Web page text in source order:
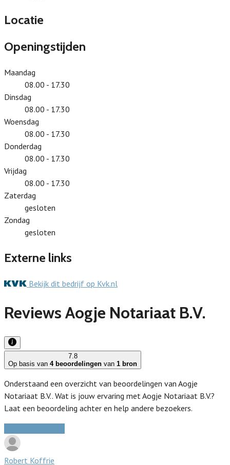
Locatie
Openingstijden
Maandag
08.00 - 17.30
Dinsdag
08.00 - 17.30
Woensdag
08.00 - 17.30
Donderdag
08.00 - 17.30
Vrijdag
08.00 - 17.30
Zaterdag
gesloten
Zondag
gesloten
Externe links
Bekijk dit bedrijf op Kvk.nl
Reviews Aogje Notariaat B.V.
7.8
Op basis van 4 beoordelingen van 1 bron
Onderstaand een overzicht van beoordelingen van Aogje
Notariaat B.V.. Wat is jouw ervaring met Aogje Notariaat B.V.?
Laat een beoordeling achter en help andere bezoekers.
Robert Koffrie